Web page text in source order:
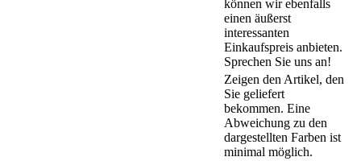
können wir ebenfalls
einen äußerst
interessanten
Einkaufspreis anbieten.
Sprechen Sie uns an!
Zeigen den Artikel, den
Sie geliefert
bekommen. Eine
Abweichung zu den
dargestellten Farben ist
minimal möglich.